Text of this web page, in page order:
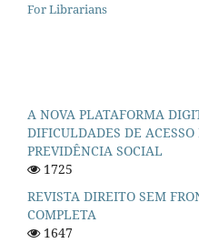
For Librarians
A NOVA PLATAFORMA
DIFICULDADES DE
PREVIDÊNCIA SOCIAL
1725
REVISTA DIREITO SEM
COMPLETA
1647